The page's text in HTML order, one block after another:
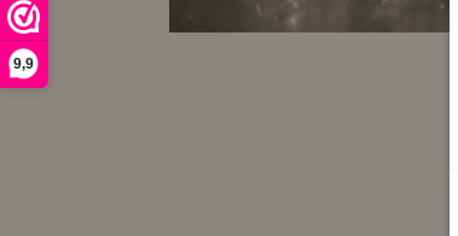
9,9